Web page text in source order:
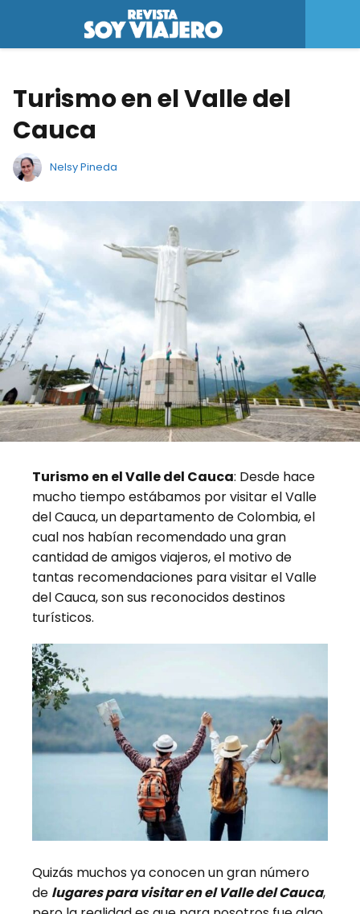
Turismo en el Valle del
Cauca
Nelsy Pineda
Turismo en el Valle del Cauca: Desde hace
mucho tiempo estábamos por visitar el Valle
del Cauca, un departamento de Colombia, el
cual nos habían recomendado una gran
cantidad de amigos viajeros, el motivo de
tantas recomendaciones para visitar el Valle
del Cauca, son sus reconocidos destinos
turísticos.
Quizás muchos ya conocen un gran número
de lugares para visitar en el Valle del Cauca,